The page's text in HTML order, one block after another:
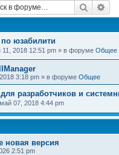
Поиск
юзабилити
2018 12:51 pm » в форуме Общее
3:18 pm » в форуме Общее
разработчиков и
07, 2018 4:44 pm
новая версия
2:51 pm